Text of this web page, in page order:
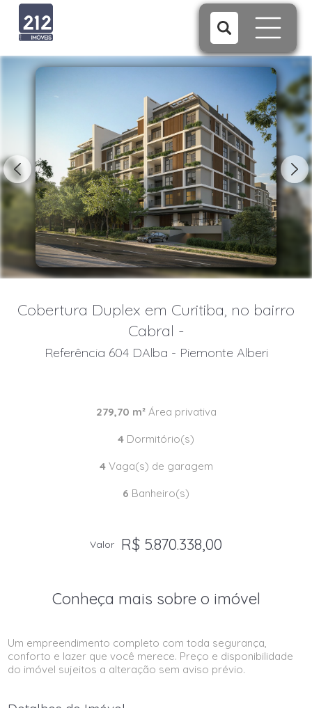
Cobertura Duplex em Curitiba, no bairro
Cabral -
Referência 604 DAlba - Piemonte Alberi
279,70 m²Área privativa
4 Dormitório(s)
4Vaga(s) de garagem
6 Banheiro(s)
Valor R$ 5.870.338,00
Conheça mais sobre o imóvel
Um empreendimento completo com toda segurança,
conforto e lazer que você merece. Preço e disponibilidade
do imóvel sujeitos a alteração sem aviso prévio.